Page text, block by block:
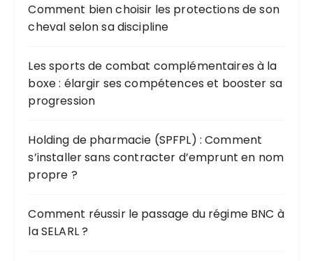
Comment bien choisir les protections de son
cheval selon sa discipline
Les sports de combat complémentaires à la
boxe : élargir ses compétences et booster sa
progression
Holding de pharmacie (SPFPL) : Comment
s’installer sans contracter d’emprunt en nom
propre ?
Comment réussir le passage du régime BNC à
la SELARL ?